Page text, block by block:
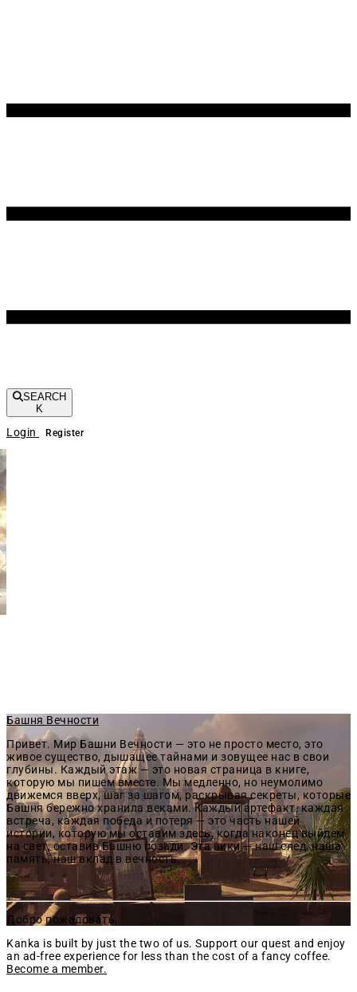
SEARCH
K
Login Register
Башня Вечности
Привет. Мир Башни Вечности — это не просто место, это
живое существо, дышащее тайнами и зовущее нас в свои
глубины. Каждый этаж — это новая страница в книге,
которую мы пишем вместе. Мы медленно, но неумолимо
движемся вверх, шаг за шагом, раскрывая секреты, которые
Башня бережно хранила веками. Каждый артефакт, каждая
встреча, каждая победа и потеря — это часть нашей
истории, которую мы оставим здесь, когда наконец выйдем
на свет, оставив Башню позади. Эта вики — наш след, наша
память, наш вклад в вечность.
Добро пожаловать.
Kanka is built by just the two of us. Support our quest and enjoy
an ad-free experience for less than the cost of a fancy coffee.
Become a member.